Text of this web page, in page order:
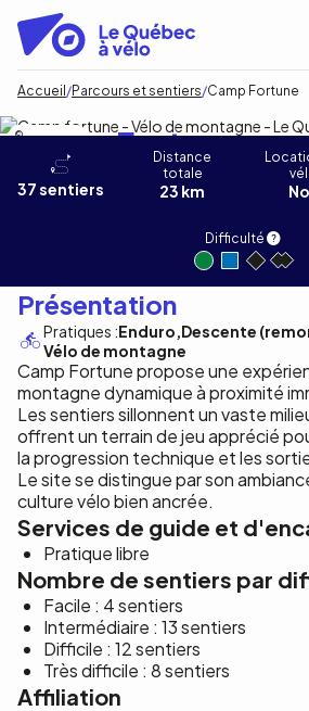
contenu
principal
Fil
d'Ariane
Accueil Parcours et sentiers Camp Fortune
Camp Fortune
Camp Fortune
37 sentiers
Distance
totale
23 km
Difficulté
Présentation
Pratiques :Enduro Descente
Vélo de montagne
Camp Fortune propose une
montagne dynamique à proximité
Les sentiers sillonnent un vaste
offrent un terrain de jeu apprécié
la progression technique et les
Le site se distingue par son
culture vélo bien ancrée.
Services de guide et
Pratique libre
Nombre de sentiers par
Facile : 4 sentiers
Intermédiaire : 13 sentiers
Difficile : 12 sentiers
Très difficile : 8 sentiers
Affiliation